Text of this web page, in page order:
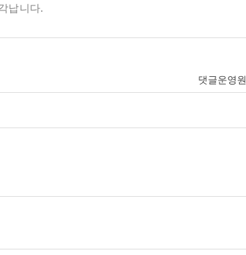
납니다.
댓글운영